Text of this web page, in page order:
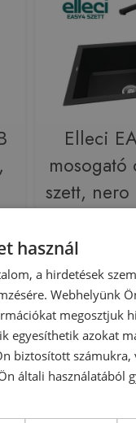
Elleci
szett, nero
Cikkszám:
143 970 Ft
használ
a hirdetések
Webhelyünk
megosztjuk
egyesíthetik azokat
biztosított számukra,
általi használatából